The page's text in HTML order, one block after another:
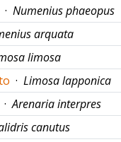
· Numenius phaeopus
arquata
limosa
· Limosa lapponica
·Arenaria interpres
canutus